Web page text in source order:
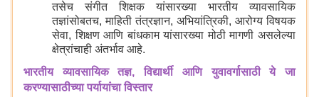
तसेच संगीत शिक्षक यांसारख्या भारतीय व्यावसायिक
तज्ञांसोबतच, माहिती तंत्रज्ञान, अभियांत्रिकी, आरोग्य विषयक
सेवा, शिक्षण आणि बांधकाम यांसारख्या मोठी मागणी असलेल्या
क्षेत्रांचाही अंतर्भाव आहे.
भारतीय व्यावसायिक तज्ञ, विद्यार्थी आणि युवावर्गासाठी ये जा
करण्यासाठीच्या पर्यायांचा विस्तार